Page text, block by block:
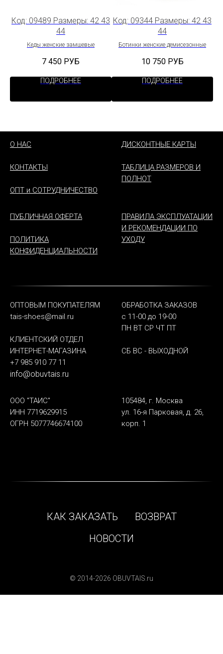
Код: 09489 Размеры: 42 43
44
Кеды женские замшевые
7 450 РУБ
ПОДРОБНЕЕ
Код: 09344 Размеры: 42 43
44
Ботинки женские демисезонные
10 750 РУБ
ПОДРОБНЕЕ
О НАС
КОНТАКТЫ
ОПТ и СОТРУДНИЧЕСТВО
ДИСКОНТНЫЕ КАРТЫ
ТАБЛИЦА РАЗМЕРОВ И
ПОЛНОТ
ПУБЛИЧНАЯ ОФЕРТА
ПОЛИТИКА
КОНФИДЕНЦИАЛЬНОСТИ
ПРАВИЛА ЭКСПЛУАТАЦИИ
И РЕКОМЕНДАЦИИ ПО
УХОДУ
ОПТОВЫМ ПОКУПАТЕЛЯМ
tais-shoes@mail.ru
КЛИЕНТСКИЙ ОТДЕЛ
ИНТЕРНЕТ-МАГАЗИНА
+7 985 910 77 11
info@obuvtais.ru
ОБРАБОТКА ЗАКАЗОВ
с 11-00 до 19-00
ПН ВТ СР ЧТ ПТ
СБ ВС - ВЫХОДНОЙ
ООО "ТАИС"
ИНН 7719629915
ОГРН 5077746674100
105484, г. Москва
ул. 16-я Парковая, д. 26,
корп. 1
КАК ЗАКАЗАТЬ
ВОЗВРАТ
НОВОСТИ
© 2014-2026 OBUVTAIS.ru